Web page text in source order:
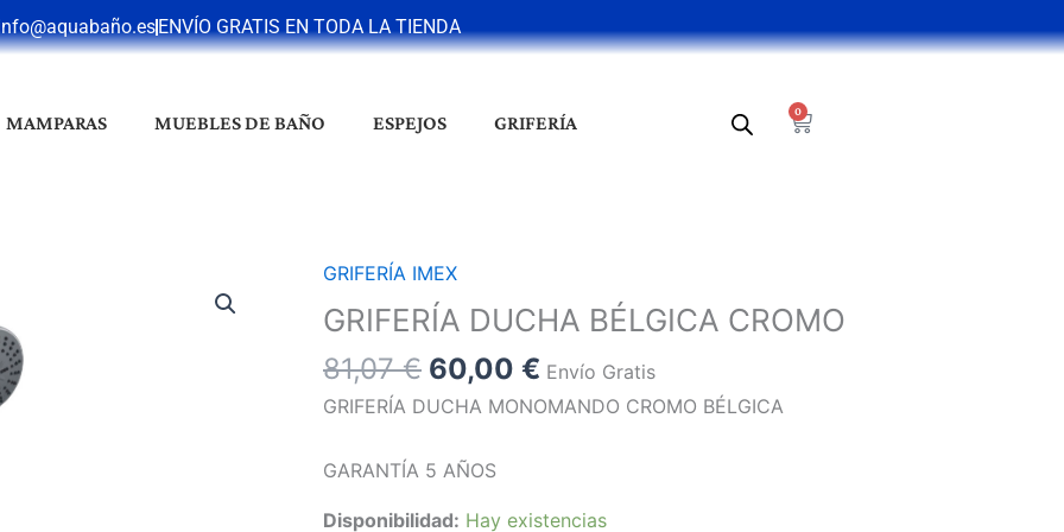
ENVÍO GRATIS EN TODA LA TIENDA
MAMPARAS MUEBLES DE BAÑO ESPEJOS GRIFERÍA
0
Cart
GRIFERÍA IMEX
GRIFERÍA DUCHA BÉLGICA CROMO
81,07€
El
precio
original
era:
81,07 €.
60,00 €
precio
actual
es:
60,00 €.
Envío Gratis
GRIFERÍA DUCHA MONOMANDO CROMO BÉLGICA
GARANTÍA 5 AÑOS
Disponibilidad: Hay existencias
GRIFERÍA
DUCHA
BÉLGICA
CROMO
cantidad